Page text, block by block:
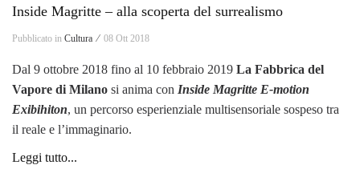
Inside Magritte – alla scoperta del surrealismo
Pubblicato in Cultura ⁄ 08 Ott 2018
Dal 9 ottobre 2018 fino al 10 febbraio 2019 La Fabbrica del
Vapore di Milano si anima con Inside Magritte E-motion
Exibihiton, un percorso esperienziale multisensoriale sospeso tra
il reale e l’immaginario.
Leggi tutto...